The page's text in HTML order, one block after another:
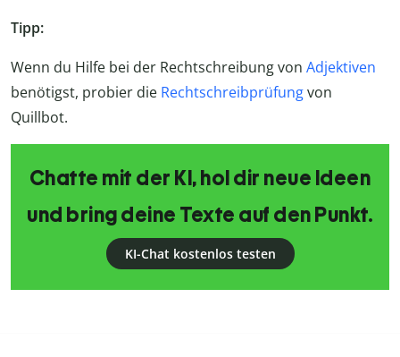
Tipp:
Wenn du Hilfe bei der Rechtschreibung von Adjektiven
benötigst, probier die Rechtschreibprüfungvon
Quillbot.
Chatte mit der KI, hol dir neue Ideen
und bring deine Texte auf den Punkt.
KI-Chat kostenlos testen